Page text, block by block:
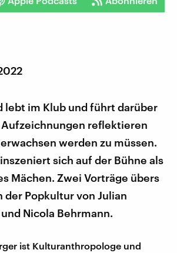
lebt im Klub und führt darüber
reflektieren
werden zu müssen.
sich auf der Bühne als
Mächen. Zwei Vorträge übers
der Popkultur von Julian
Nicola Behrmann.
ist Kulturanthropologe und